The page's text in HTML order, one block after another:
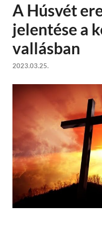
A Húsvét
jelentése a
vallásban
2023.03.25.